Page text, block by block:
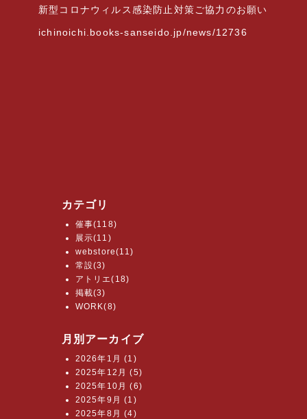
新型コロナウィルス感染防止対策ご協力のお願い
ichinoichi.books-sanseido.jp/news/12736
カテゴリ
催事(118)
展示(11)
webstore(11)
常設(3)
アトリエ(18)
掲載(3)
WORK(8)
月別アーカイブ
2026年1月 (1)
2025年12月 (5)
2025年10月 (6)
2025年9月 (1)
2025年8月 (4)